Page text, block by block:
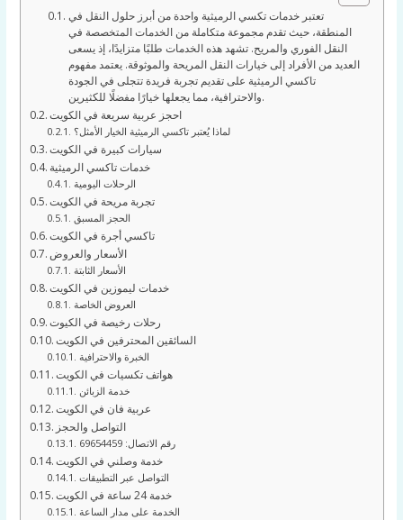
تعتبر خدمات تكسي الرميثية واحدة من أبرز حلول النقل في
المنطقة، حيث تقدم مجموعة متكاملة من الخدمات المتخصصة في
النقل الفوري والمريح. تشهد هذه الخدمات طلبًا متزايدًا، إذ يسعى
العديد من الأفراد إلى خيارات النقل المريحة والموثوقة. يعتمد مفهوم
تاكسي الرميثية على تقديم تجربة فريدة تتجلى في الجودة
والاحترافية، مما يجعلها خيارًا مفضلًا للكثيرين.
احجز عربية سريعة في الكويت
لماذا يُعتبر تاكسي الرميثية الخيار الأمثل؟
سيارات كبيرة في الكويت
خدمات تاكسي الرميثية
الرحلات اليومية
تجربة مريحة في الكويت
الحجز المسبق
تاكسي أجرة في الكويت
الأسعار والعروض
الأسعار الثابتة
خدمات ليموزين في الكويت
العروض الخاصة
رحلات رخيصة في الكيوت
السائقين المحترفين في الكويت
الخبرة والاحترافية
هواتف تكسيات في الكويت
خدمة الزبائن
عربية فان في الكويت
التواصل والحجز
رقم الاتصال: 69654459
خدمة وصلني في الكويت
التواصل عبر التطبيقات
خدمة 24 ساعة في الكويت
الخدمة على مدار الساعة